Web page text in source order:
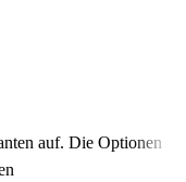
auf. Die Optionen